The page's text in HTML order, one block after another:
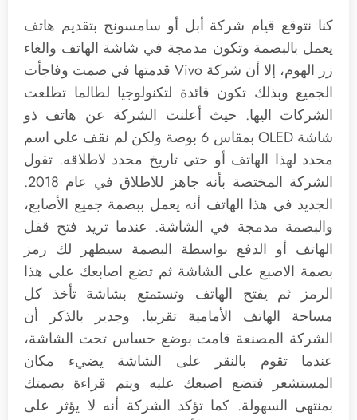
كنا نتوقع قيام شركة أبل أو سامسونج بتقديم هاتف
يعمل بالبصمة وتكون مدمجة في شاشة الهاتف والغاء
زر الهوم، إلا أن شركة Vivo قدمتها في صمت وفاجأت
الجميع وبذلك تكون قائدة لتكنولوجيا لطالما تطلعت
الشركات اليها. حيث أعلنت الشركة عن هاتف ذو
شاشة OLED بمقاس 6 بوصة ولكن لم نقف على اسم
محدد لهذا الهاتف أو حتى تاريخ محدد لاطلاقه. تقول
الشركة المختصة بأنه جاهز للاطلاق في عام 2018.
الجديد في هذا الهاتف أنه يعمل ببصمة جميع الأصابع،
والبصمة مدمجة في الشاشة. عندما تريد فتح قفل
الهاتف أو الدفع بواسطة البصمة سيظهر لك رمز
بصمة الاصبع على الشاشة ثم تضع اصابعك على هذا
الرمز ثم يفتح الهاتف وتستمتع بشاشة تأخذ كل
مساحة الهاتف الأمامية تقريبا. وجدير بالذكر أن
الشركة المصنعة قامت بوضع حساس تحت الشاشة،
عندما تقوم بالنقر على الشاشة يضيء مكان
المستشعر فتضع اصبعك عليه ويتم قراءة بصمتك
بمنتهى السهولة. كما تؤكد الشركة أنه لا يؤثر على